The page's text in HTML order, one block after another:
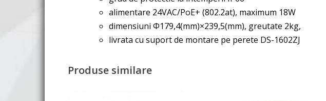
alimentare 24VAC/PoE+ (802.2at), maximum 18W
dimensiuni Φ179,4(mm)×239,5(mm), greutate 2kg,
livrata cu suport de montare pe perete DS-1602ZJ
Produse similare